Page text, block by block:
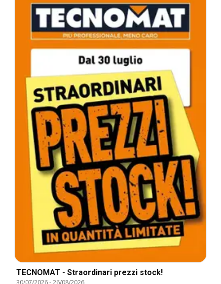
TECNOMAT - Straordinari prezzi stock!
30/07/2026-26/08/2026